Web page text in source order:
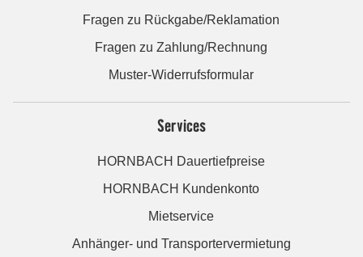
Fragen zu Rückgabe/Reklamation
Fragen zu Zahlung/Rechnung
Muster-Widerrufsformular
Services
HORNBACH Dauertiefpreise
HORNBACH Kundenkonto
Mietservice
Anhänger- und Transportervermietung